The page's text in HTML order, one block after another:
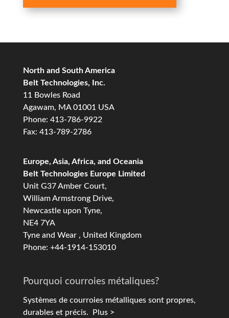
North and South America
Belt Technologies, Inc.
11 Bowles Road
Agawam, MA 01001 USA
Phone: 413-786-9922
Fax: 413-789-2786
Europe, Asia, Africa, and Oceania
Belt Technologies Europe Limited
Unit G37 Amber Court,
William Armstrong Drive,
Newcastle upon Tyne,
NE4 7YA
Tyne and Wear , United Kingdom
Phone: +44-1914-153010
Pourquoi courroies métaliques?
Systèmes de courroies métalliques sont propres,
durables et précis. Plus >